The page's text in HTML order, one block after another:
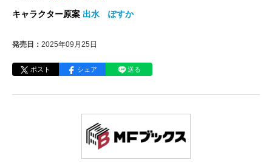
キャラクター原案 出水 ぽすか
発売日： 2025年09月25日
ポスト シェア 送る